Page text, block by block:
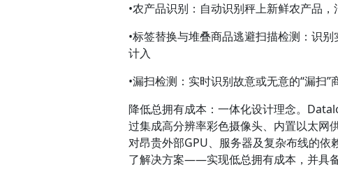
•农产品识别：自动识别秤上新鲜农产品
•标签替换与堆叠商品逃避扫描检测：识
计入
•漏扫检测：实时识别故意或无意的“漏扫
降低总拥有成本：一体化设计理念。
过集成高分辨率彩色摄像头、内置以太网
对昂贵外部GPU、服务器及复杂布线的依
了解决方案——实现低总拥有成本，并具